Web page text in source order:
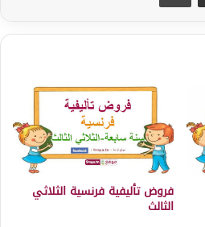
فروض تأليفية فرنسية الثلاثي
الثالث